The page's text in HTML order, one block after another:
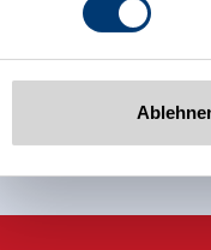
www.zillertalarena.com
Jetzt für